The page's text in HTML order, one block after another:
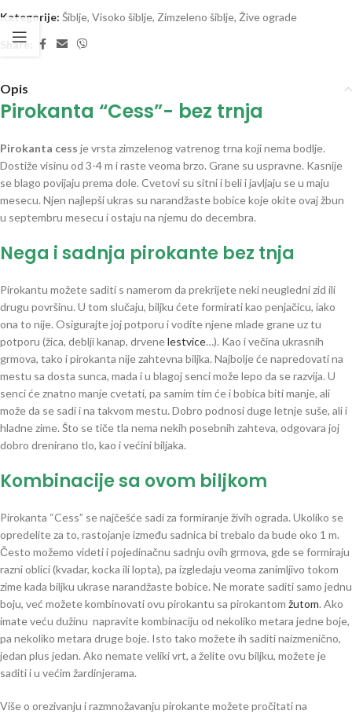
Kategorije: Šiblje, Visoko šiblje, Zimzeleno šiblje, Žive ograde
Share:
Opis
Pirokanta “Cess”- bez trnja
Pirokanta cess je vrsta zimzelenog vatrenog trna koji nema bodlje.
Dostiže visinu od 3-4 m i raste veoma brzo. Grane su uspravne. Kasnije
se blago povijaju prema dole. Cvetovi su sitni i beli i javljaju se u maju
mesecu. Njen najlepši ukras su narandžaste bobice koje okite ovaj žbun
u septembru mesecu i ostaju na njemu do decembra.
Nega i sadnja pirokante bez tnja
Pirokantu možete saditi s namerom da prekrijete neki neugledni zid ili
drugu površinu. U tom slučaju, biljku ćete formirati kao penjačicu, iako
ona to nije. Osigurajte joj potporu i vodite njene mlade grane uz tu
potporu (žica, deblji kanap, drvenelestvice…). Kao i večina ukrasnih
grmova, tako i pirokanta nije zahtevna biljka. Najbolje će napredovati na
mestu sa dosta sunca, mada i u blagoj senci može lepo da se razvija. U
senci će znatno manje cvetati, pa samim tim će i bobica biti manje, ali
može da se sadi i na takvom mestu. Dobro podnosi duge letnje suše, ali i
hladne zime. Što se tiče tla nema nekih posebnih zahteva, odgovara joj
dobro drenirano tlo, kao i većini biljaka.
Kombinacije sa ovom biljkom
Pirokanta “Cess” se najčešće sadi za formiranje živih ograda. Ukoliko se
opredelite za to, rastojanje između sadnica bi trebalo da bude oko 1 m.
Često možemo videti i pojedinačnu sadnju ovih grmova, gde se formiraju
razni oblici (kvadar, kocka ili lopta), pa izgledaju veoma zanimljivo tokom
zime kada biljku ukrase narandžaste bobice. Ne morate saditi samo jednu
boju, već možete kombinovati ovu pirokantu sa pirokantom žutom. Ako
imate veću dužinu napravite kombinaciju od nekoliko metara jedne boje,
pa nekoliko metara druge boje. Isto tako možete ih saditi naizmenično,
jedan plus jedan. Ako nemate veliki vrt, a želite ovu biljku, možete je
saditi i u većim žardinjerama.
Više o orezivanju i razmnožavanju pirokante možete pročitati na